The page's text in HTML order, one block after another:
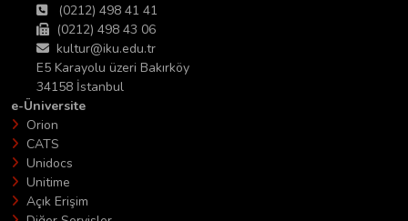
(0212) 498 41 41
(0212) 498 43 06
kultur@iku.edu.tr
E5 Karayolu üzeri Bakırköy
34158 İstanbul
e-Üniversite
Orion
CATS
Unidocs
Unitime
Açık Erişim